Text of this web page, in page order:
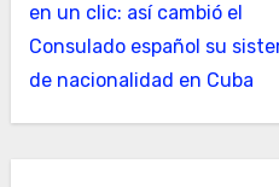
en un clic: así cambió el
Consulado español su
de nacionalidad en Cuba